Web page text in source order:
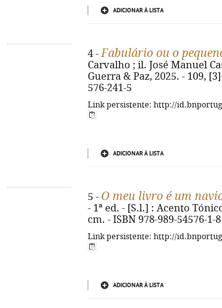
ADICIONAR À LISTA
4 -Fabulário ou o
Carvalho ; il. José Manuel
Guerra & Paz, 2025. - 109,
576-241-5
Link persistente: http://
ADICIONAR À LISTA
5 - O meu livro é um
- 1ª ed. - [S.l.] : Acento
cm. - ISBN 978-989-54576-1-8
Link persistente: http://
ADICIONAR À LISTA